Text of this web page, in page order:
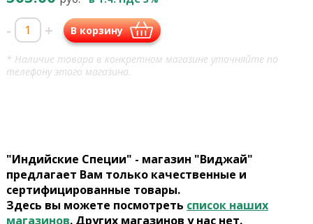
- + В корзину
* Наличие товара в конкретном магазине уточняйте по
телефону этого магазина.
"Индийские Специи" - магазин "Виджай"
предлагает Вам только качественные и
сертифицированные товары.
Здесь вы можете посмотреть список наших
магазинов. Других магазинов у нас нет.